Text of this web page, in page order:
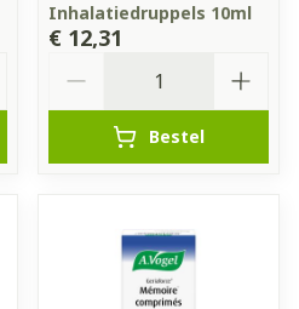
Inhalatiedruppels 10ml
€ 12,31
Bestel